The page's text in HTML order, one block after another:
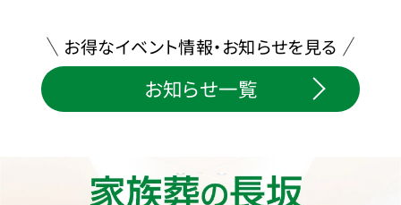
お得なイベント情報・お知らせを見る
お知らせ一覧